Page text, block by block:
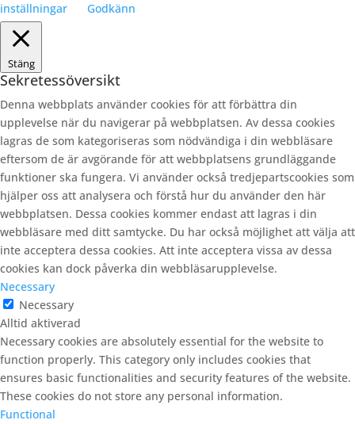
inställningar
Godkänn
Stäng
Sekretessöversikt
Denna webbplats använder cookies för att förbättra din
upplevelse när du navigerar på webbplatsen. Av dessa cookies
lagras de som kategoriseras som nödvändiga i din webbläsare
eftersom de är avgörande för att webbplatsens grundläggande
funktioner ska fungera. Vi använder också tredjepartscookies som
hjälper oss att analysera och förstå hur du använder den här
webbplatsen. Dessa cookies kommer endast att lagras i din
webbläsare med ditt samtycke. Du har också möjlighet att välja att
inte acceptera dessa cookies. Att inte acceptera vissa av dessa
cookies kan dock påverka din webbläsarupplevelse.
Necessary
Necessary
Alltid aktiverad
Necessary cookies are absolutely essential for the website to
function properly. This category only includes cookies that
ensures basic functionalities and security features of the website.
These cookies do not store any personal information.
Functional